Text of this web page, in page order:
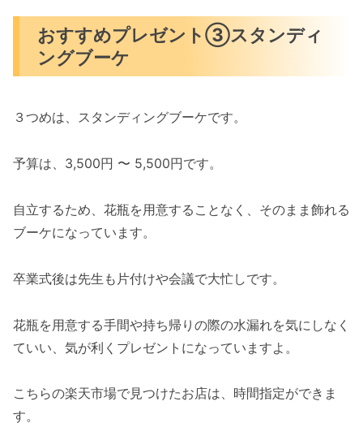
おすすめプレゼント③スタンディ
ングブーケ
３つめは、スタンディングブーケです。
予算は、3,500円 〜 5,500円です。
自立するため、花瓶を用意することなく、そのまま飾れる
ブーケになっています。
卒業式後は先生も片付けや会議で大忙しです。
花瓶を用意する手間や持ち帰りの際の水漏れを気にしなく
ていい、気が利くプレゼントになっていますよ。
こちらの楽天市場で見つけたお店は、時間指定ができま
す。